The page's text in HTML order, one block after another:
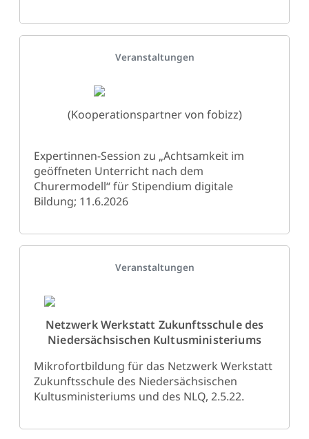
Veranstaltungen
(Kooperationspartner von fobizz)
Expertinnen-Session zu „Achtsamkeit im
geöffneten Unterricht nach dem
Churermodell“ für Stipendium digitale
Bildung; 11.6.2026
Veranstaltungen
Netzwerk Werkstatt Zukunftsschule des
Niedersächsischen Kultusministeriums
Mikrofortbildung für das Netzwerk Werkstatt
Zukunftsschule des Niedersächsischen
Kultusministeriums und des NLQ, 2.5.22.